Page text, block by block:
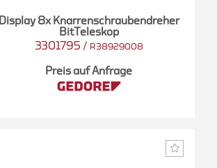
Display 8x Knarrenschraubendreher
BitTeleskop
3301795 / R38929008
Preis auf Anfrage